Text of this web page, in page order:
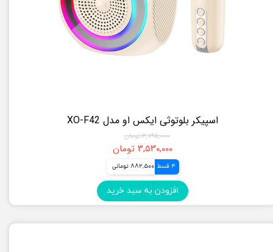
اسپیکر بلوتوثی ایکس او مدل XO-F42
۳,۷۹۵,۰۰۰ تومان
۳,۵۳۰,۰۰۰ تومان
4 قسط 882,500 تومانی
افزودن به سبد خرید